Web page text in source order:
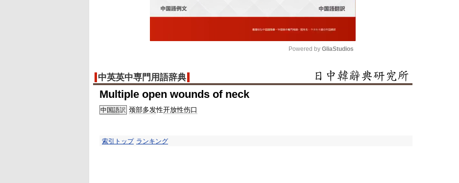
Mute
Powered by GliaStudios
中英英中専門用語辞典
Multiple open wounds of neck
中国語訳 颈部多发性开放性伤口
索引トップ ランキング